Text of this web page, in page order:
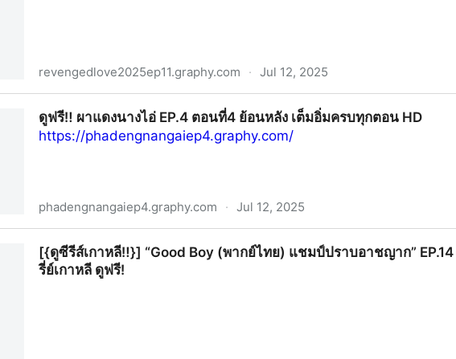
revengedlove2025ep11.graphy.com · Jul 12, 2025
ดูฟรี‼️ ผาแดงนางไอ่ EP.4 ตอนที่4 ย้อนหลัง เต็มอิ่มครบทุกตอน HD
https://phadengnangaiep4.graphy.com/
phadengnangaiep4.graphy.com · Jul 12, 2025
[{ดูซีรีส์เกาหลี‼️}] “Good Boy (พากย์ไทย) แชมป์ปราบอาชญาก”
รี่ย์เกาหลี ดูฟรี!